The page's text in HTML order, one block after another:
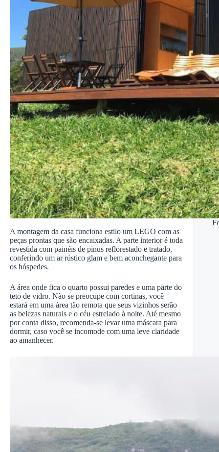
A montagem da casa funciona estilo um LEGO com as
peças prontas que são encaixadas. A parte interior é toda
revestida com painéis de pinus reflorestado e tratado,
conferindo um ar rústico glam e bem aconchegante para
os hóspedes.
A área onde fica o quarto possui paredes e uma parte do
teto de vidro. Não se preocupe com cortinas, você
estará em uma área tão remota que seus vizinhos serão
as belezas naturais e o céu estrelado à noite. Até mesmo
por conta disso, recomenda-se levar uma máscara para
dormir, caso você se incomode com uma leve claridade
ao amanhecer.